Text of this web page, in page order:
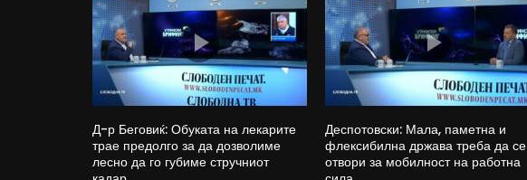
Д-р Беговиќ: Обуката на лекарите
трае предолго за да дозволиме
лесно да го губиме стручниот
Деспотовски: Мала, паметна и
флексибилна држава треба да се
отвори за мобилност на работна